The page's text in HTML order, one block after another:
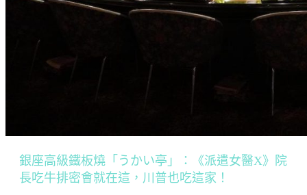
銀座高級鐵板燒「うかい亭」：《派遣女醫X》院
長吃牛排密會就在這，川普也吃這家！